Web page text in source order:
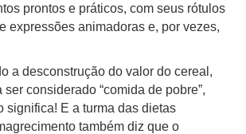
prontos e práticos, com seus rótulos
expressões animadoras e, por vezes,
a desconstrução do valor do cereal,
considerado “comida de pobre”,
significa! E a turma das dietas
também diz que o